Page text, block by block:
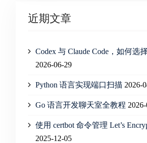
近期文章
Codex 与 Claude Code，如何选
2026-06-29
Python 语言实现端口扫描 2026-
Go 语言开发聊天室全教程
使用 certbot 命令管理 Let’s
2025-12-05